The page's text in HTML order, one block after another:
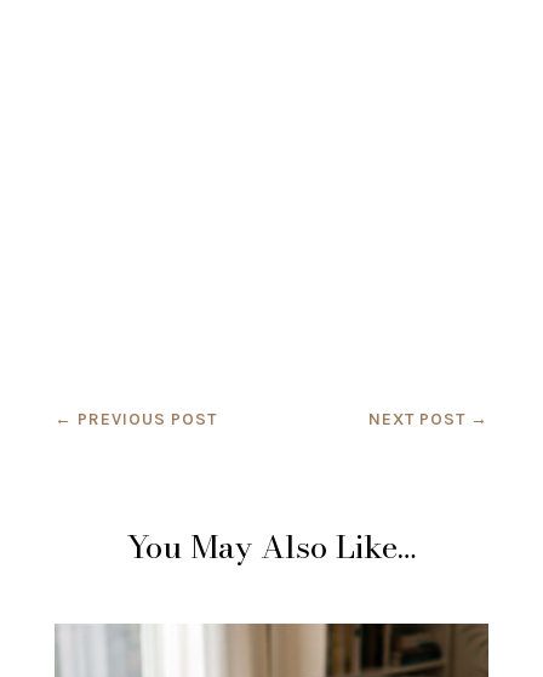
← PREVIOUS POST NEXT POST →
You May Also Like…